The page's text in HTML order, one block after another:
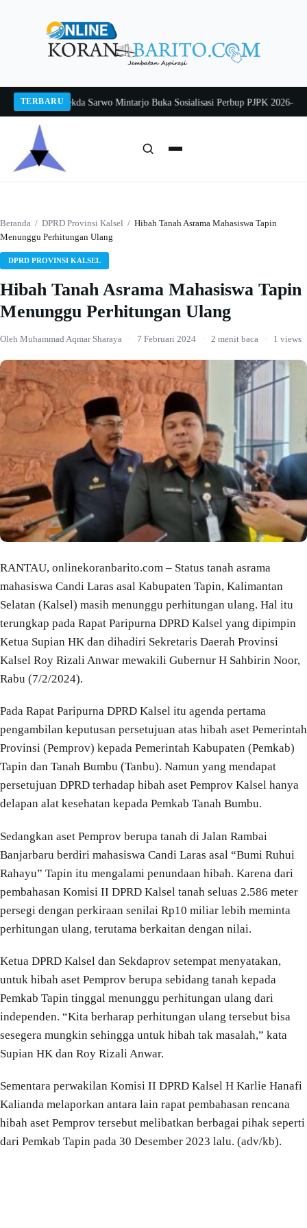
TERBARU
2026Pj Sekda Sarwo Mintarjo Buka Sosialisasi Perbup PJPK 2026–2030
Beranda / DPRD Provinsi Kalsel / Hibah Tanah Asrama Mahasiswa Tapin
Menunggu Perhitungan Ulang
DPRD PROVINSI KALSEL
Hibah Tanah Asrama Mahasiswa Tapin
Menunggu Perhitungan Ulang
Oleh Muhammad Aqmar Sharaya · 7 Februari 2024 · 2 menit baca · 1 views
RANTAU, onlinekoranbarito.com – Status tanah asrama
mahasiswa Candi Laras asal Kabupaten Tapin, Kalimantan
Selatan (Kalsel) masih menunggu perhitungan ulang. Hal itu
terungkap pada Rapat Paripurna DPRD Kalsel yang dipimpin
Ketua Supian HK dan dihadiri Sekretaris Daerah Provinsi
Kalsel Roy Rizali Anwar mewakili Gubernur H Sahbirin Noor,
Rabu (7/2/2024).
Pada Rapat Paripurna DPRD Kalsel itu agenda pertama
pengambilan keputusan persetujuan atas hibah aset Pemerintah
Provinsi (Pemprov) kepada Pemerintah Kabupaten (Pemkab)
Tapin dan Tanah Bumbu (Tanbu). Namun yang mendapat
persetujuan DPRD terhadap hibah aset Pemprov Kalsel hanya
delapan alat kesehatan kepada Pemkab Tanah Bumbu.
Sedangkan aset Pemprov berupa tanah di Jalan Rambai
Banjarbaru berdiri mahasiswa Candi Laras asal “Bumi Ruhui
Rahayu” Tapin itu mengalami penundaan hibah. Karena dari
pembahasan Komisi II DPRD Kalsel tanah seluas 2.586 meter
persegi dengan perkiraan senilai Rp10 miliar lebih meminta
perhitungan ulang, terutama berkaitan dengan nilai.
Ketua DPRD Kalsel dan Sekdaprov setempat menyatakan,
untuk hibah aset Pemprov berupa sebidang tanah kepada
Pemkab Tapin tinggal menunggu perhitungan ulang dari
independen. “Kita berharap perhitungan ulang tersebut bisa
sesegera mungkin sehingga untuk hibah tak masalah,” kata
Supian HK dan Roy Rizali Anwar.
Sementara perwakilan Komisi II DPRD Kalsel H Karlie Hanafi
Kalianda melaporkan antara lain rapat pembahasan rencana
hibah aset Pemprov tersebut melibatkan berbagai pihak seperti
dari Pemkab Tapin pada 30 Desember 2023 lalu. (adv/kb).